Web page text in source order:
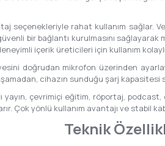
seçenekleriyle rahat kullanım
bir bağlantı kurulmasını
içerik üreticileri için kullanım
doğrudan mikrofon üzerinden
cihazın sunduğu şarj kapasitesi
çevrimiçi eğitim, röportaj,
Çok yönlü kullanım avantajı ve stabil
Teknik